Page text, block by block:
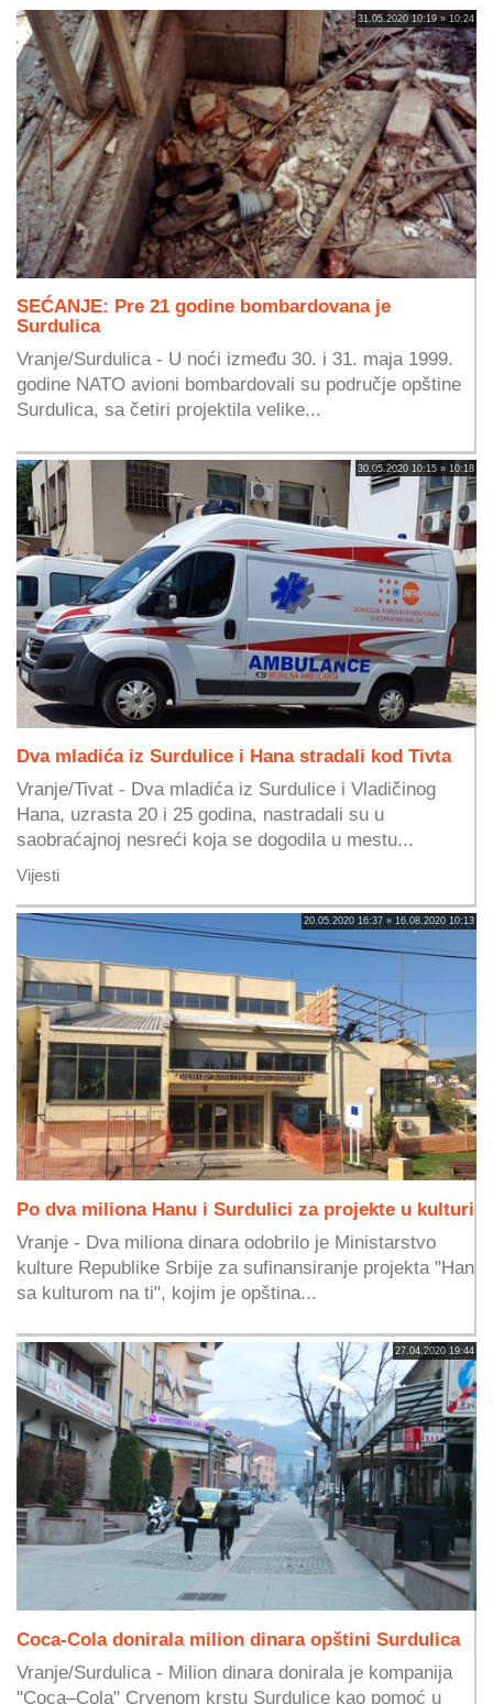
31.05.2020 10:19 » 10:24
SEĆANJE: Pre 21 godine bombardovana je
Surdulica
Vranje/Surdulica - U noći između 30. i 31. maja 1999.
godine NATO avioni bombardovali su područje opštine
Surdulica, sa četiri projektila velike...
30.05.2020 10:15 » 10:18
Dva mladića iz Surdulice i Hana stradali kod Tivta
Vranje/Tivat - Dva mladića iz Surdulice i Vladičinog
Hana, uzrasta 20 i 25 godina, nastradali su u
saobraćajnoj nesreći koja se dogodila u mestu...
Vijesti
20.05.2020 16:37 » 16.08.2020 10:13
Po dva miliona Hanu i Surdulici za projekte u kulturi
Vranje - Dva miliona dinara odobrilo je Ministarstvo
kulture Republike Srbije za sufinansiranje projekta "Han
sa kulturom na ti", kojim je opština...
27.04.2020 19:44
Coca-Cola donirala milion dinara opštini Surdulica
Vranje/Surdulica - Milion dinara donirala je kompanija
"Coca–Cola" Crvenom krstu Surdulice kao pomoć u